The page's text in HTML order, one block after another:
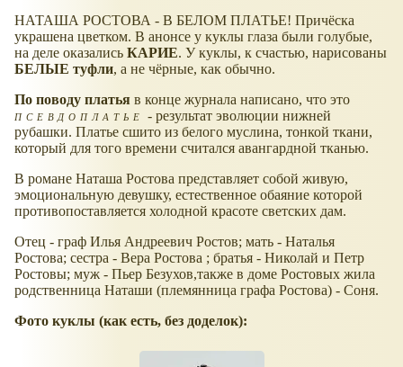
НАТАША РОСТОВА - В БЕЛОМ ПЛАТЬЕ! Причёска
украшена цветком. В анонсе у куклы глаза были голубые,
на деле оказались КАРИЕ. У куклы, к счастью, нарисованы
БЕЛЫЕ туфли, а не чёрные, как обычно.
По поводу платья в конце журнала написано, что это
псевдоплатье - результат эволюции нижней
рубашки. Платье сшито из белого муслина, тонкой ткани,
который для того времени считался авангардной тканью.
В романе Наташа Ростова представляет собой живую,
эмоциональную девушку, естественное обаяние которой
противопоставляется холодной красоте светских дам.
Отец - граф Илья Андреевич Ростов; мать - Наталья
Ростова; сестра - Вера Ростова ; братья - Николай и Петр
Ростовы; муж - Пьер Безухов,также в доме Ростовых жила
родственница Наташи (племянница графа Ростова) - Соня.
Фото куклы (как есть, без доделок):